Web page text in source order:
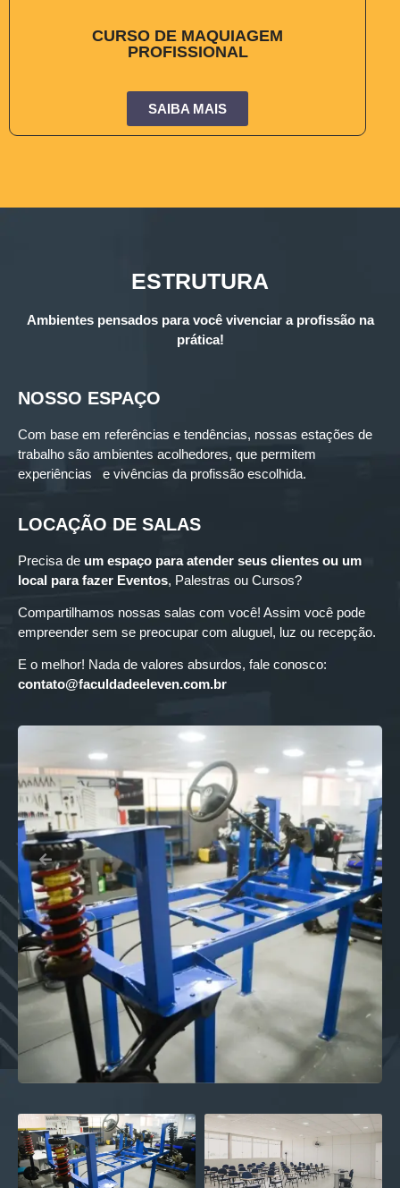
CURSO DE MAQUIAGEM
PROFISSIONAL
SAIBA MAIS
ESTRUTURA
Ambientes pensados para você vivenciar a profissão na
prática!
NOSSO ESPAÇO
Com base em referências e tendências, nossas estações de
trabalho são ambientes acolhedores, que permitem
experiências e vivências da profissão escolhida.
LOCAÇÃO DE SALAS
Precisa de um espaço para atender seus clientes ou um
local para fazer Eventos, Palestras ou Cursos?
Compartilhamos nossas salas com você! Assim você pode
empreender sem se preocupar com aluguel, luz ou recepção.
E o melhor! Nada de valores absurdos, fale conosco:
contato@faculdadeeleven.com.br